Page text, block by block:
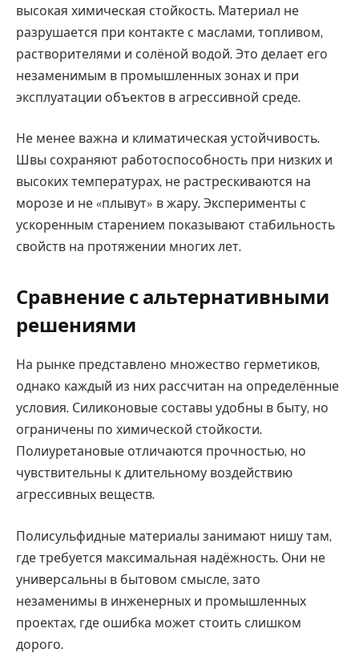
высокая химическая стойкость. Материал не
разрушается при контакте с маслами, топливом,
растворителями и солёной водой. Это делает его
незаменимым в промышленных зонах и при
эксплуатации объектов в агрессивной среде.
Не менее важна и климатическая устойчивость.
Швы сохраняют работоспособность при низких и
высоких температурах, не растрескиваются на
морозе и не «плывут» в жару. Эксперименты с
ускоренным старением показывают стабильность
свойств на протяжении многих лет.
Сравнение с альтернативными
решениями
На рынке представлено множество герметиков,
однако каждый из них рассчитан на определённые
условия. Силиконовые составы удобны в быту, но
ограничены по химической стойкости.
Полиуретановые отличаются прочностью, но
чувствительны к длительному воздействию
агрессивных веществ.
Полисульфидные материалы занимают нишу там,
где требуется максимальная надёжность. Они не
универсальны в бытовом смысле, зато
незаменимы в инженерных и промышленных
проектах, где ошибка может стоить слишком
дорого.